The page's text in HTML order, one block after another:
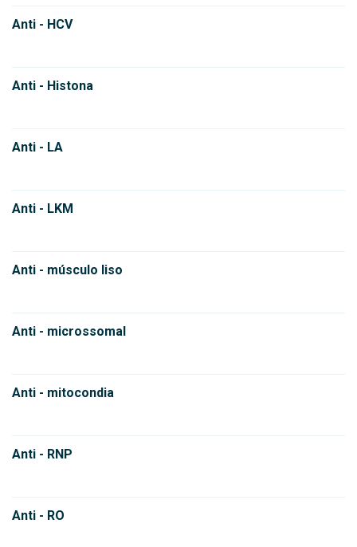
Anti - HCV
Anti - Histona
Anti - LA
Anti - LKM
Anti - músculo liso
Anti - microssomal
Anti - mitocondia
Anti - RNP
Anti - RO